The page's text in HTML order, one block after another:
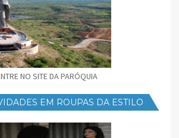
NO SITE DA PARÓQUIA
EM ROUPAS DA ESTILO